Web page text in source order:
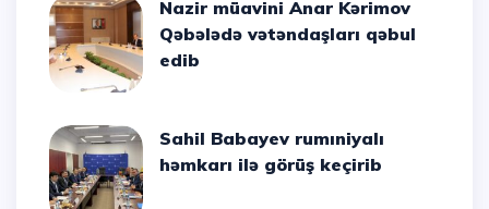
Nazir müavini Anar Kərimov
Qəbələdə vətəndaşları qəbul
edib
Sahil Babayev rumıniyalı
həmkarı ilə görüş keçirib